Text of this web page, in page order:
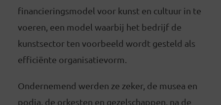
financieringsmodel voor kunst en cultuur in te
voeren, een model waarbij het bedrijf de
kunstsector ten voorbeeld wordt gesteld als
efficiënte organisatievorm.
Ondernemend werden ze zeker, de musea en
podia, de orkesten en gezelschappen, na de